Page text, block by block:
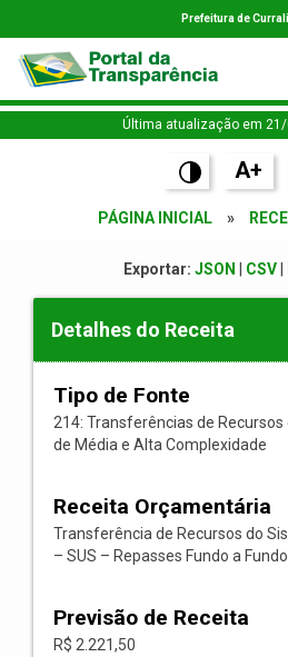
Prefeitura de
Última atualização em
A+
PÁGINA INICIAL »
Exportar: JSON CSV|
Detalhes do Receita
Tipo de Fonte
214: Transferências de
de Média e Alta Complexidade
Receita Orçamentária
Transferência de Recursos do
– SUS – Repasses Fundo a
Previsão de Receita
R$ 2.221,50